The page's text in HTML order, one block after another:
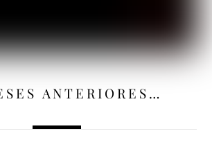
ANTERIORES…